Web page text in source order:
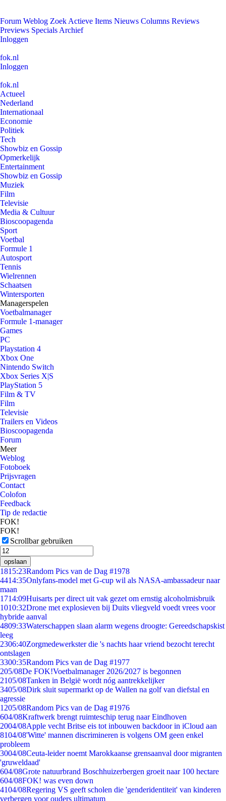
Forum Weblog Zoek Actieve Items Nieuws Columns Reviews
Previews Specials Archief
Inloggen
fok.nl
Inloggen
fok.nl
Actueel
Nederland
Internationaal
Economie
Politiek
Tech
Showbiz en Gossip
Opmerkelijk
Entertainment
Showbiz en Gossip
Muziek
Film
Televisie
Media & Cultuur
Bioscoopagenda
Sport
Voetbal
Formule 1
Autosport
Tennis
Wielrennen
Schaatsen
Wintersporten
Managerspelen
Voetbalmanager
Formule 1-manager
Games
PC
Playstation 4
Xbox One
Nintendo Switch
Xbox Series X|S
PlayStation 5
Film & TV
Film
Televisie
Trailers en Videos
Bioscoopagenda
Forum
Meer
Weblog
Fotoboek
Prijsvragen
Contact
Colofon
Feedback
Tip de redactie
FOK!
FOK!
Scrollbar gebruiken
opslaan
1815:23Random Pics van de Dag #1978
4414:35Onlyfans-model met G-cup wil als NASA-ambassadeur naar
maan
1714:09Huisarts per direct uit vak gezet om ernstig alcoholmisbruik
1010:32Drone met explosieven bij Duits vliegveld voedt vrees voor
hybride aanval
4809:33Waterschappen slaan alarm wegens droogte: Gereedschapskist
leeg
2306:40Zorgmedewerkster die 's nachts haar vriend bezocht terecht
ontslagen
3300:35Random Pics van de Dag #1977
205/08De FOK!Voetbalmanager 2026/2027 is begonnen
2105/08Tanken in België wordt nóg aantrekkelijker
3405/08Dirk sluit supermarkt op de Wallen na golf van diefstal en
agressie
1205/08Random Pics van de Dag #1976
604/08Kraftwerk brengt ruimteschip terug naar Eindhoven
2004/08Apple vecht Britse eis tot inbouwen backdoor in iCloud aan
8104/08'Witte' mannen discrimineren is volgens OM geen enkel
probleem
3004/08Ceuta-leider noemt Marokkaanse grensaanval door migranten
'gruweldaad'
604/08Grote natuurbrand Boschhuizerbergen groeit naar 100 hectare
604/08FOK! was even down
4104/08Regering VS geeft scholen die 'genderidentiteit' van kinderen
verbergen voor ouders ultimatum